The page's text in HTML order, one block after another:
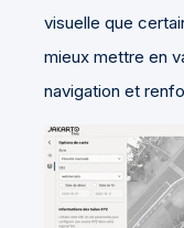
visuelle que
mieux mettre en
navigation et